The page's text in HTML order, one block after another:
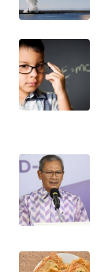
WN
JAKARTA
WN
JABAR
WN
NTT
KEPRI